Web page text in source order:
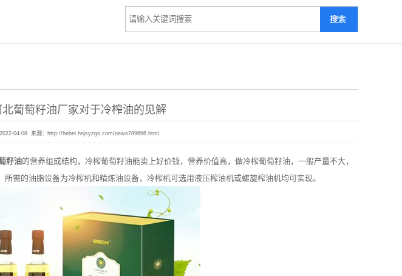
北葡萄籽油厂家对于冷榨油的见解
2022-04-08 来源： http://hebei.hnjsyzgs.com/news789696.html
籽油的营养组成结构，冷榨葡萄籽油能卖上好价钱，营养价值高，做冷榨葡萄籽油，一般产量不大，
需的油脂设备为冷榨机和精炼油设备，冷榨机可选用液压榨油机或螺旋榨油机均可实现。